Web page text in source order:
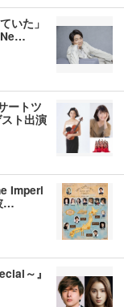
いた」
Ne…
ートツ
ト出演
Imperi
…
～』